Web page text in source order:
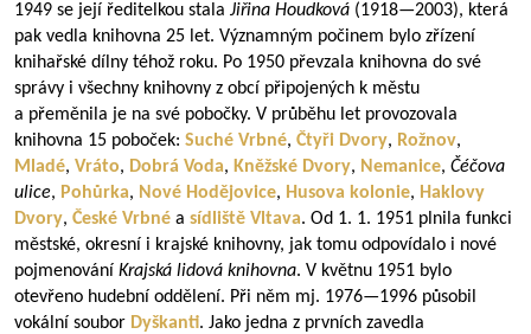
1949 se její ředitelkou stala Jiřina Houdková (1918—2003), která
pak vedla knihovna 25 let. Významným počinem bylo zřízení
knihařské dílny téhož roku. Po 1950 převzala knihovna do své
správy i všechny knihovny z obcí připojených k městu
a přeměnila je na své pobočky. V průběhu let provozovala
knihovna 15 poboček: Suché Vrbné, Čtyři Dvory, Rožnov,
Mladé, Vráto, Dobrá Voda, Kněžské Dvory, Nemanice, Čéčova
ulice, Pohůrka, Nové Hodějovice, Husova kolonie, Haklovy
Dvory, České Vrbné a sídliště Vltava. Od 1. 1. 1951 plnila funkci
městské, okresní i krajské knihovny, jak tomu odpovídalo i nové
pojmenování Krajská lidová knihovna. V květnu 1951 bylo
otevřeno hudební oddělení. Při něm mj. 1976—1996 působil
vokální soubor Dyškanti. Jako jedna z prvních zavedla